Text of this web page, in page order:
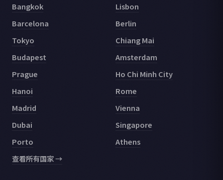
Bangkok
Lisbon
Barcelona
Berlin
Tokyo
Chiang Mai
Budapest
Amsterdam
Prague
Ho Chi Minh City
Hanoi
Rome
Madrid
Vienna
Dubai
Singapore
Porto
Athens
查看所有国家 →